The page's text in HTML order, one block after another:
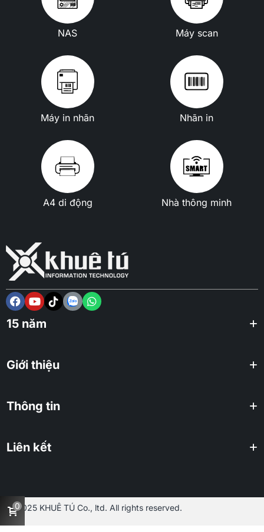
NAS Máy scan
Máy in nhãn Nhãn in
A4 di động Nhà thông minh
15 năm
Giới thiệu
Thông tin
Liên kết
2025 KHUÊ TÚ Co., ltd. All rights reserved.
0